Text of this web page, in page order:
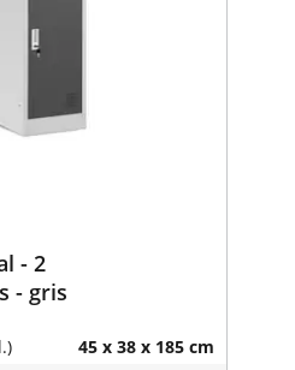
- 2
- gris
45 x 38 x 185 cm